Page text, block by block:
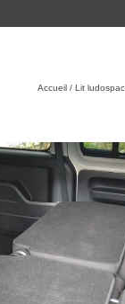
Accueil / Lit